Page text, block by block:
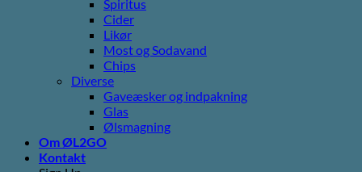
Spiritus
Cider
Likør
Most og Sodavand
Chips
Diverse
Gaveæsker og indpakning
Glas
Ølsmagning
Om ØL2GO
Kontakt